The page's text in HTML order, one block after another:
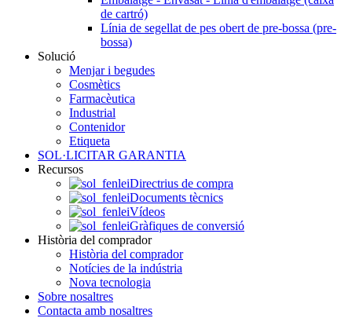
de cartró)
Línia de segellat de pes obert de pre-bossa (pre-
bossa)
Solució
Menjar i begudes
Cosmètics
Farmacèutica
Industrial
Contenidor
Etiqueta
SOL·LICITAR GARANTIA
Recursos
Directrius de compra
Documents tècnics
Vídeos
Gràfiques de conversió
Història del comprador
Història del comprador
Notícies de la indústria
Nova tecnologia
Sobre nosaltres
Contacta amb nosaltres